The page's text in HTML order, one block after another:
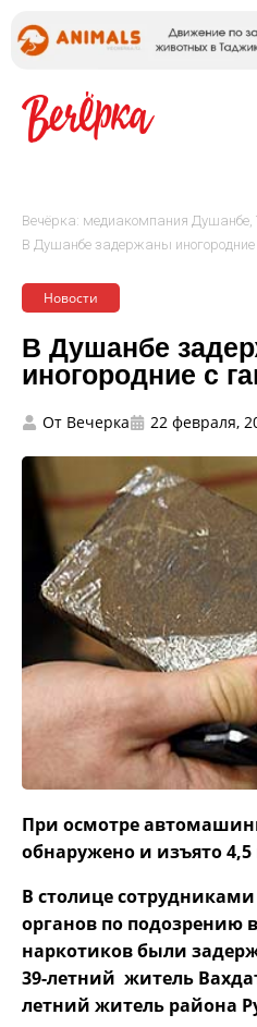
Вечёрка: медиакомпания Душанбе,
В Душанбе задержаны
Новости
В Душанбе
иногородние с
От Вечерка 22 февраля,
При осмотре
обнаружено и изъято
В столице
органов по подозрению
наркотиков были
39-летний житель
летний житель района